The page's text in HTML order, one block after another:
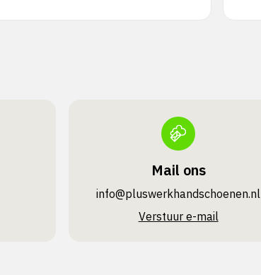
Mail ons
info@pluswerk­handschoenen.nl
Verstuur e-mail